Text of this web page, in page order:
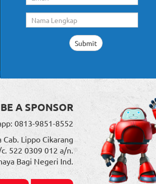
BE A SPONSOR
0813-9851-8552
Lippo Cikarang
522 0309 012 a/n.
Bagi Negeri Ind.